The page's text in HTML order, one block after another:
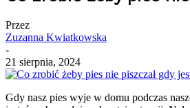
Przez
Zuzanna Kwiatkowska
-
21 sierpnia, 2024
Gdy nasz pies wyje w domu podczas